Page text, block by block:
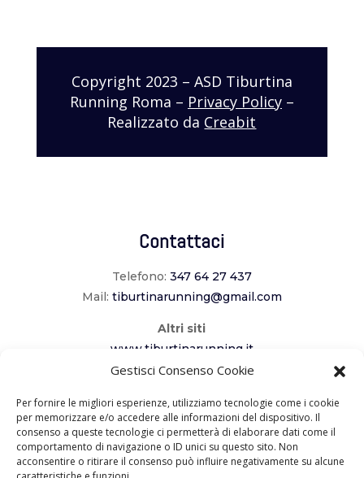
Gestisci Consenso Cookie
Per fornire le migliori esperienze, utilizziamo tecnologie come i cookie
per memorizzare e/o accedere alle informazioni del dispositivo. Il
consenso a queste tecnologie ci permetterà di elaborare dati come il
comportamento di navigazione o ID unici su questo sito. Non
acconsentire o ritirare il consenso può influire negativamente su alcune
Copyright 2023 – ASD Tiburtina
Running Roma – Privacy Policy–
Realizzato da Creabit
Contattaci
Telefono: 347 64 27 437
Mail: tiburtinarunning@gmail.com
Altri siti
www.tiburtinarunning.it
www.corriladuecomuni.it
Seguici